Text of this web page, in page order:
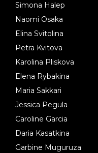
Simona Halep
Naomi Osaka
Elina Svitolina
Petra Kvitova
Karolina Pliskova
Elena Rybakina
Maria Sakkari
Jessica Pegula
Caroline Garcia
Daria Kasatkina
Garbine Muguruza